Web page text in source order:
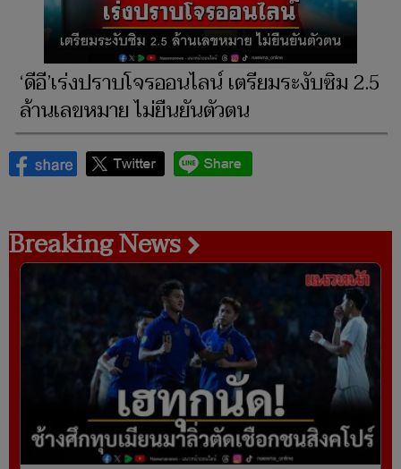
‘ดีอี’เร่งปราบโจรออนไลน์ เตรียมระงับซิม 2.5
ล้านเลขหมาย ไม่ยืนยันตัวตน
Breaking News